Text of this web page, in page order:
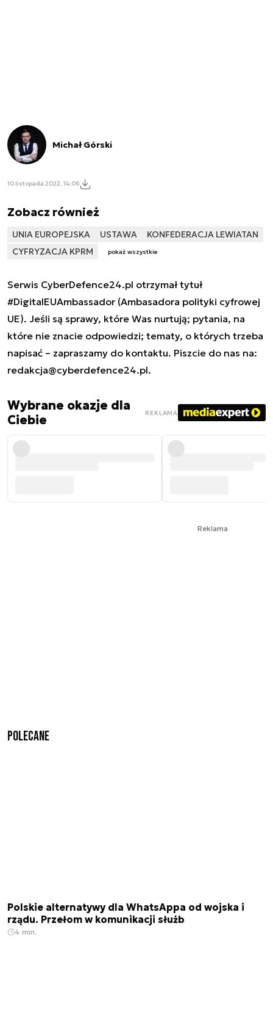
Michał Górski
10 listopada 2022, 14:06
Zobacz również
UNIA EUROPEJSKA USTAWA
KONFEDERACJA LEWIATAN
CYFRYZACJA KPRM
pokaż wszystkie
Serwis CyberDefence24.pl otrzymał tytuł
#DigitalEUAmbassador (Ambasadora polityki cyfrowej
UE). Jeśli są sprawy, które Was nurtują; pytania, na
które nie znacie odpowiedzi; tematy, o których trzeba
napisać – zapraszamy do kontaktu. Piszcie do nas na:
redakcja@cyberdefence24.pl.
Wybrane okazje dla
Ciebie
REKLAMA
Reklama
Polecane
Polskie alternatywy dla WhatsAppa od wojska i
rządu. Przełom w komunikacji służb
4 min.